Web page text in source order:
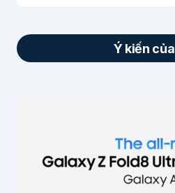
Ý kiến
Các trường bắt buộc
Nội dung*